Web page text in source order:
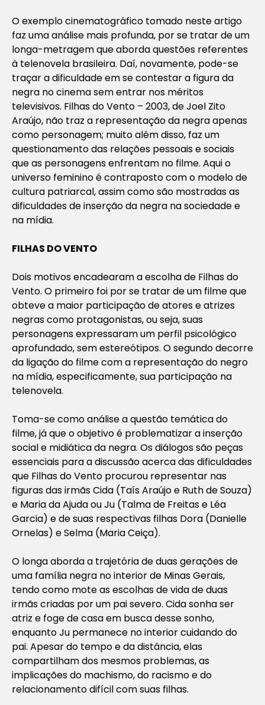
O exemplo cinematográfico tomado neste artigo
faz uma análise mais profunda, por se tratar de um
longa-metragem que aborda questões referentes
à telenovela brasileira. Daí, novamente, pode-se
traçar a dificuldade em se contestar a figura da
negra no cinema sem entrar nos méritos
televisivos. Filhas do Vento – 2003, de Joel Zito
Araújo, não traz a representação da negra apenas
como personagem; muito além disso, faz um
questionamento das relações pessoais e sociais
que as personagens enfrentam no filme. Aqui o
universo feminino é contraposto com o modelo de
cultura patriarcal, assim como são mostradas as
dificuldades de inserção da negra na sociedade e
na mídia.
FILHAS DO VENTO
Dois motivos encadearam a escolha de Filhas do
Vento. O primeiro foi por se tratar de um filme que
obteve a maior participação de atores e atrizes
negras como protagonistas, ou seja, suas
personagens expressaram um perfil psicológico
aprofundado, sem estereótipos. O segundo decorre
da ligação do filme com a representação do negro
na mídia, especificamente, sua participação na
telenovela.
Toma-se como análise a questão temática do
filme, já que o objetivo é problematizar a inserção
social e midiática da negra. Os diálogos são peças
essenciais para a discussão acerca das dificuldades
que Filhas do Vento procurou representar nas
figuras das irmãs Cida (Taís Araújo e Ruth de Souza)
e Maria da Ajuda ou Ju (Talma de Freitas e Léa
Garcia) e de suas respectivas filhas Dora (Danielle
Ornelas) e Selma (Maria Ceiça).
O longa aborda a trajetória de duas gerações de
uma família negra no interior de Minas Gerais,
tendo como mote as escolhas de vida de duas
irmãs criadas por um pai severo. Cida sonha ser
atriz e foge de casa em busca desse sonho,
enquanto Ju permanece no interior cuidando do
pai. Apesar do tempo e da distância, elas
compartilham dos mesmos problemas, as
implicações do machismo, do racismo e do
relacionamento difícil com suas filhas.